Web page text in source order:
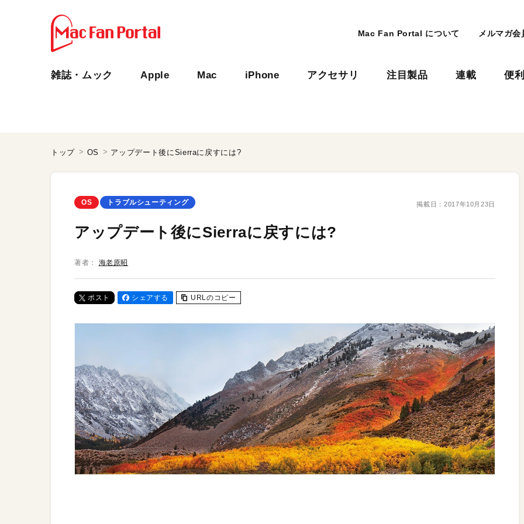
Mac Fan Portal について メルマガ会
雑誌・ムック Apple Mac iPhone アクセサリ 注目製品 連載 便
トップ OS アップデート後にSierraに戻すには?
OS トラブルシューティング 掲載日： 2017年10月23日
アップデート後にSierraに戻すには?
著者： 海老原昭
ポスト シェアする URLのコピー